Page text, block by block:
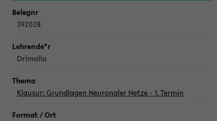
392028
Drimalla
Klausur: Grundlagen Neuronaler Netze - 1. Termin